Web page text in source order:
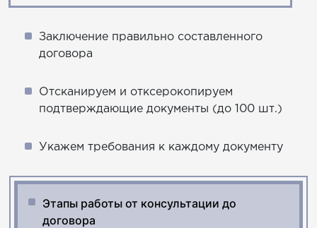
Заключение правильно составленного
договора
Отсканируем и отксерокопируем
подтверждающие документы (до 100 шт.)
Укажем требования к каждому документу
Этапы работы от консультации до
договора